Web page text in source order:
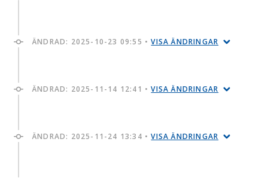
ÄNDRAD: 2025-10-23 09:55 •VISA ÄNDRINGAR
ÄNDRAD: 2025-11-14 12:41 •VISA ÄNDRINGAR
ÄNDRAD: 2025-11-24 13:34 •VISA ÄNDRINGAR